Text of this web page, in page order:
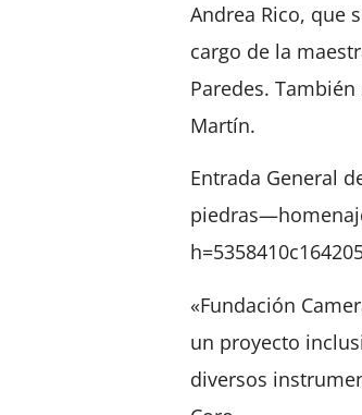
Andrea Rico, que
cargo de la
Paredes.
Martín.
Entrada General
«Fundación
un proyecto
diversos